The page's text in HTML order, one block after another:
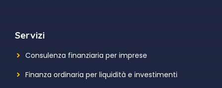
Servizi
Consulenza finanziaria per imprese
Finanza ordinaria per liquidità e investimenti